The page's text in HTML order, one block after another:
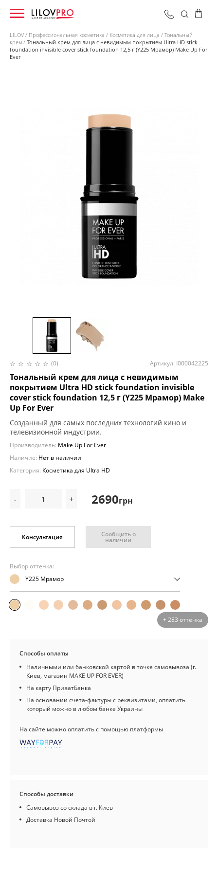
LILOV Профессиональная косметика Косметика для лица
Тональный
крем
Тональный крем для лица с невидимым покрытием Ultra HD stick
foundation invisible cover stick foundation 12,5 г (Y225 Мрамор) Make Up For
Ever
(0) Артикул: I000042225
Тональный крем для лица с невидимым
покрытием Ultra HD stick foundation invisible
cover stick foundation 12,5 г (Y225 Мрамор) Make
Up For Ever
Созданный для самых последних технологий кино и
телевизионной индустрии.
Производитель: Make Up For Ever
Наличие: Нет в наличии
Категория: Косметика для Ultra HD
- + 2690грн
Консультация Сообщить о
наличии
Выбор оттенка:
Y225 Мрамор
+ 283 оттенка
Способы оплаты
Наличными или банковской картой в точке самовывоза (г.
Киев, магазин MAKE UP FOR EVER)
На карту ПриватБанка
На основании счета-фактуры с реквизитами, оплатить
который можно в любом банке Украины
На сайте можно оплатить с помощью платформы
Способы доставки
Самовывоз со склада в г. Киев
Доставка Новой Почтой